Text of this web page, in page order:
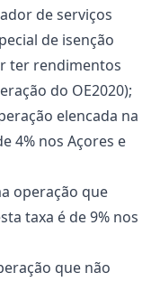
de serviços
de isenção
ter rendimentos
do OE2020);
elencada na
4% nos Açores e
operação que
taxa é de 9% nos
que não